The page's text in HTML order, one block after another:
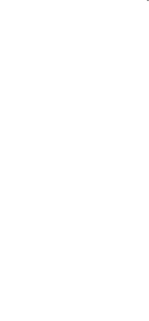
管
ドリンク
なる場合がござい